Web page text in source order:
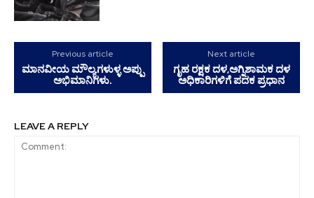
Previous article
ಮಾನವೀಯ ಮೌಲ್ಯಗಳುಳ್ಳ ಅಪ್ಪು
ಅಭಿಮಾನಿಗಳು.
Next article
ಗೃಹ ರಕ್ಷಕ ದಳ,ಅಗ್ನಿಶಾಮಕ ದಳ
ಅಧಿಕಾರಿಗಳಿಗೆ ಪದಕ ಪ್ರಧಾನ
LEAVE A REPLY